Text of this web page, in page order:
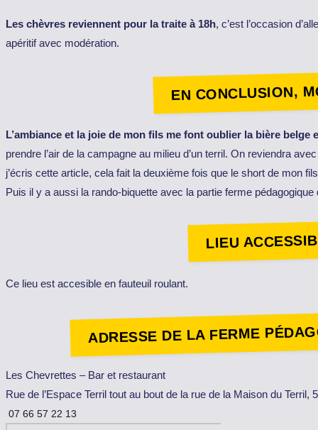
Les chèvres reviennent pour la traite à 18h, c’est l’occasion
apéritif avec modération.
EN CONCLUSION,
L’ambiance et la joie de mon fils me font oublier la bière belge
prendre l’air de la campagne au milieu d’un terril. On reviendra
j’écris cette article, cela fait la deuxième fois que le short de mon
Puis il y a aussi la rando-biquette avec la partie ferme pédagogique
LIEU
Ce lieu est accesible en fauteuil roulant.
ADRESSE DE LA FERME
Les Chevrettes – Bar et restaurant
Rue de l’Espace Terril tout au bout de la rue de la Maison du Terril,
07 66 57 22 13